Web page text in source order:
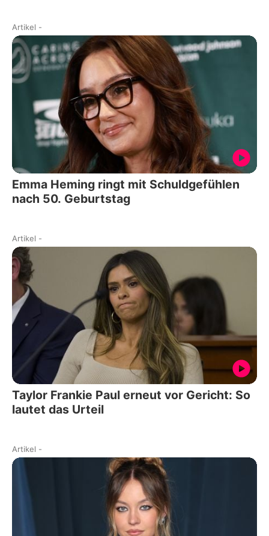
Artikel -
Emma Heming ringt mit Schuldgefühlen
nach 50. Geburtstag
Artikel -
Taylor Frankie Paul erneut vor Gericht: So
lautet das Urteil
Artikel -